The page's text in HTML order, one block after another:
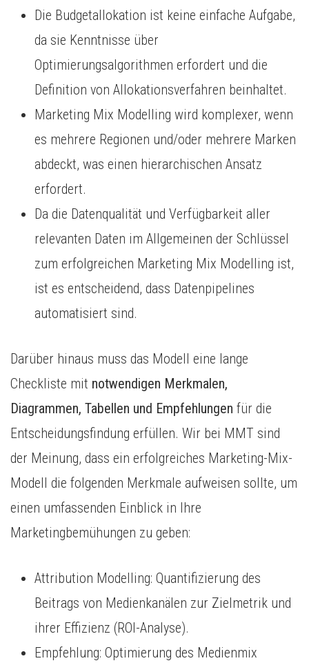
Die Budgetallokation ist keine einfache Aufgabe,
da sie Kenntnisse über
Optimierungsalgorithmen erfordert und die
Definition von Allokationsverfahren beinhaltet.
Marketing Mix Modelling wird komplexer, wenn
es mehrere Regionen und/oder mehrere Marken
abdeckt, was einen hierarchischen Ansatz
erfordert.
Da die Datenqualität und Verfügbarkeit aller
relevanten Daten im Allgemeinen der Schlüssel
zum erfolgreichen Marketing Mix Modelling ist,
ist es entscheidend, dass Datenpipelines
automatisiert sind.
Darüber hinaus muss das Modell eine lange
Checkliste mit notwendigen Merkmalen,
Diagrammen, Tabellen und Empfehlungen für die
Entscheidungsfindung erfüllen. Wir bei MMT sind
der Meinung, dass ein erfolgreiches Marketing-Mix-
Modell die folgenden Merkmale aufweisen sollte, um
einen umfassenden Einblick in Ihre
Marketingbemühungen zu geben:
Attribution Modelling: Quantifizierung des
Beitrags von Medienkanälen zur Zielmetrik und
ihrer Effizienz (ROI-Analyse).
Empfehlung: Optimierung des Medienmix